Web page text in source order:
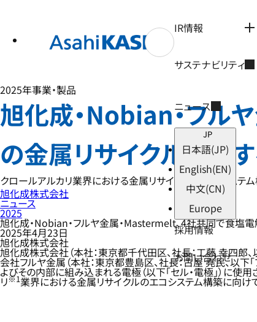
IR情報
サステナビリティ
ニュース
JP
日本語(JP)
English(EN)
中文(CN)
Europe
採用情報
お問い合わせ
2025年事業・製品
旭化成・Nobian・フル
の金属リサイクルに関
クロールアルカリ業界における金属リサイクルのエコシステ
旭化成株式会社
ニュース
2025
旭化成・Nobian・フルヤ金属・Mastermelt、4社共同で食塩
2025年4月23日
旭化成株式会社
旭化成株式会社（本社：東京都千代田区、社長：工藤 幸四郎、
会社フルヤ金属（本社：東京都豊島区、社長：古屋 堯民、以下
よびその内部に組み込まれる電極（以下「セル・電極」）に使
リ※1業界における金属リサイクルのエコシステム構築に向けて